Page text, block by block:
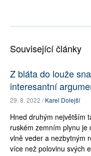
Související články
Z bláta do louže
interesantní
29. 8. 2022 /Karel Dolejší
Hned druhým největším
ruském zemním plynu je
vlně veder a nezbytným
více než polovinu svých